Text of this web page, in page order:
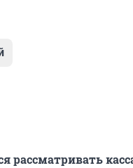
рассматривать